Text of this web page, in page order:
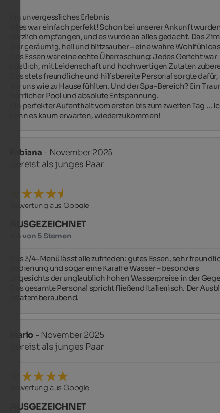
Ein unvergessliches Erlebnis!
Alles war einfach perfekt! Schon bei unserer Ankunft
herzlich empfangen, und es wurde an alles gedacht. Das
war geräumig, hell und blitzsauber – eine wahre
Das Essen war eine echte Überraschung: Jedes Gericht war
köstlich, mit Leidenschaft und hochwertigen Zutaten
Das stets freundliche und hilfsbereite Personal sorgte dafür,
wir uns wie zu Hause fühlten. Und der Spa-Bereich? Ein
herrlicher Pool und absolute Entspannung.
Ein perfekter Aufenthalt vom ersten bis zum zweiten Tag …
kann es kaum erwarten, wiederzukommen!
Fabiana - November 2025
gereist als junges Paar
Bewertung aus Google
AUSGEZEICHNET
4,5 von 5 Sternen
Das 3/4-Menü lässt alle zufrieden: gutes Essen, sehr
Bedienung und sogar eine Karaffe Wasser – besonders
angesichts der unglaublich hohen Wasserpreise in der
Das gesamte Personal spricht fließend Italienisch. Der
ist atemberaubend.
Mario - November 2025
gereist als junges Paar
Bewertung aus Google
AUSGEZEICHNET